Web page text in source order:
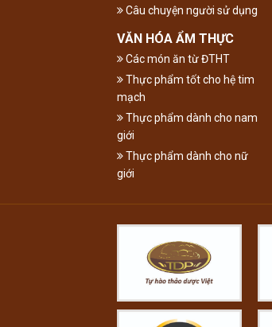
Câu chuyện người sử dụng
VĂN HÓA ẨM THỰC
Các món ăn từ ĐTHT
Thực phẩm tốt cho hệ tim
mạch
Thực phẩm dành cho nam
giới
Thực phẩm dành cho nữ
giới